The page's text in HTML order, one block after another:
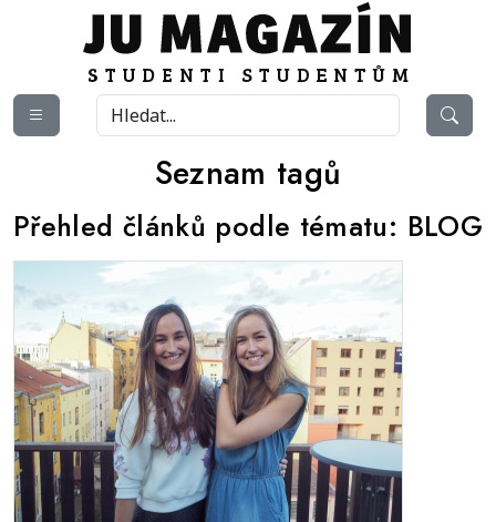
Seznam tagů
Přehled článků podle tématu: BLOG